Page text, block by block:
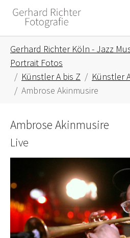
Skip to main content
Skip to page footer
Gerhard Richter Köln - Jazz
Portrait Fotos
Künstler A bis Z
Künstler
Ambrose Akinmusire
Ambrose Akinmusire
Live
Show larger version for: